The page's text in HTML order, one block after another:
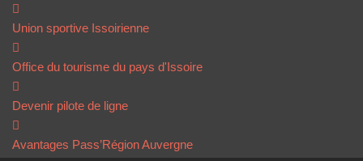
Union sportive Issoirienne
Office du tourisme du pays d'Issoire
Devenir pilote de ligne
Avantages Pass’Région Auvergne